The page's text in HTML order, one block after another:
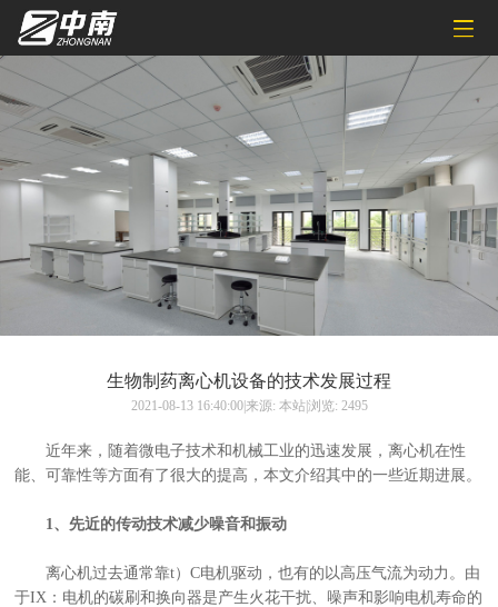
生物制药离心机设备的技术发展过程
2021-08-13 16:40:00|来源: 本站|浏览: 2495
近年来，随着微电子技术和机械工业的迅速发展，离心机在性
能、可靠性等方面有了很大的提高，本文介绍其中的一些近期进展。
1、先近的传动技术减少噪音和振动
离心机过去通常靠t）C电机驱动，也有的以高压气流为动力。由
于IX：电机的碳刷和换向器是产生火花干扰、噪声和影响电机寿命的